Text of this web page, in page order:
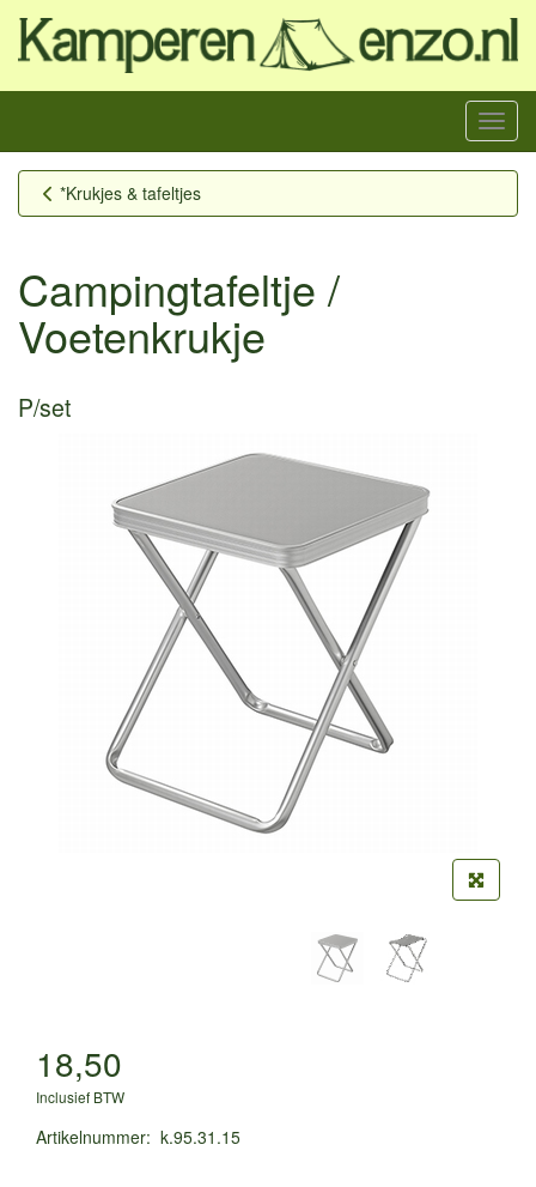
Menu
*Krukjes & tafeltjes
Campingtafeltje /
Voetenkrukje
P/set
18,50
Inclusief BTW
Artikelnummer: k.95.31.15